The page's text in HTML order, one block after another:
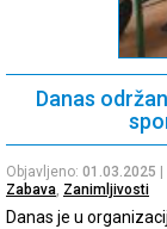
Danas
Objavljeno: 01.03.2025
Zabava, Zanimljivosti
Danas je u